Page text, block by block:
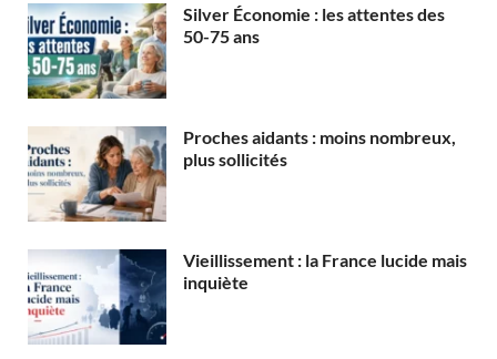
Silver Économie : les attentes des
50-75 ans
Proches aidants : moins nombreux,
plus sollicités
Vieillissement : la France lucide mais
inquiète